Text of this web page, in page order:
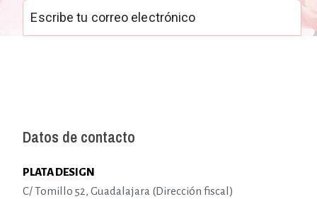
Datos de contacto
PLATA DESIGN
C/ Tomillo 52, Guadalajara (Dirección fiscal)